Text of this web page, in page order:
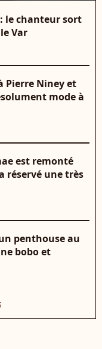
le chanteur sort
Var
Pierre Niney et
mode à
est remonté
réservé une très
penthouse au
bobo et